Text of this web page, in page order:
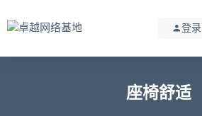
登录
座椅舒适